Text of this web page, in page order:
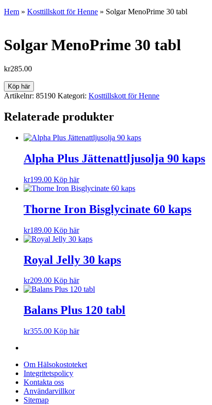
Hem » Kosttillskott för Henne » Solgar MenoPrime 30 tabl
Solgar MenoPrime 30 tabl
kr285.00
Köp här
Artikelnr: 85190 Kategori: Kosttillskott för Henne
Relaterade produkter
Alpha Plus Jättenattljusolja 90 kaps
kr199.00 Köp här
Thorne Iron Bisglycinate 60 kaps
kr189.00 Köp här
Royal Jelly 30 kaps
kr209.00 Köp här
Balans Plus 120 tabl
kr355.00 Köp här
Om Hälsokostoteket
Integritetspolicy
Kontakta oss
Användarvillkor
Sitemap